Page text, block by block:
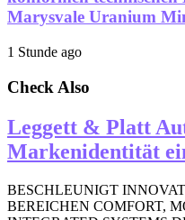
Marysvale Uranium
1 Stunde ago
Check Also
Leggett & Platt
Markenidentität
BESCHLEUNIGT
BEREICHEN COMFORT,